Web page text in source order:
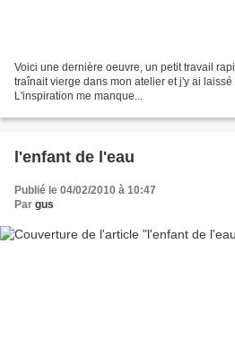
Voici une dernière oeuvre, un petit travail
traînait vierge dans mon atelier et j'y ai laissé
L'inspiration me manque...
l'enfant de l'eau
Publié le 04/02/2010 à 10:47
Par gus